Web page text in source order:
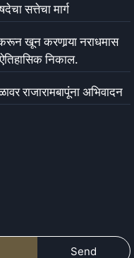
सत्तेचा मार्ग
खून करणार्‍या नराधमास
निकाल.
राजारामबापूंना अभिवादन
Send